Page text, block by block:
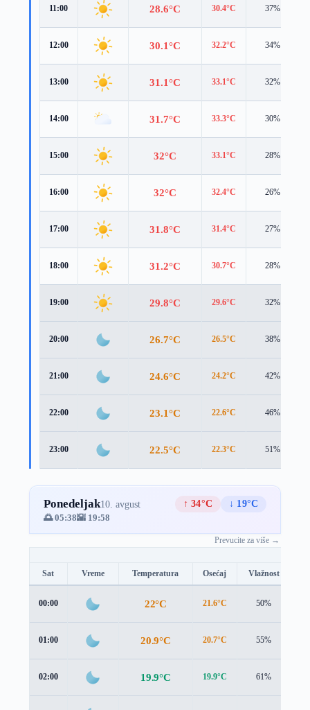
11:00 28.6°C 30.4°C 37%
12:00 30.1°C 32.2°C 34%
13:00 31.1°C 33.1°C 32%
14:00 31.7°C 33.3°C 30%
15:00 32°C 33.1°C 28%
16:00 32°C 32.4°C 26%
17:00 31.8°C 31.4°C 27%
18:00 31.2°C 30.7°C 28%
19:00 29.8°C 29.6°C 32%
20:00 26.7°C 26.5°C 38%
21:00 24.6°C 24.2°C 42%
22:00 23.1°C 22.6°C 46%
23:00 22.5°C 22.3°C 51%
Ponedeljak10. avgust ↑ 34°C
↓ 19°C
🌅 05:38🌇 19:58
Prevucite za više →
Sat Vreme Temperatura Osećaj Vlažnost
00:00 22°C 21.6°C 50%
01:00 20.9°C 20.7°C 55%
02:00 19.9°C 19.9°C 61%